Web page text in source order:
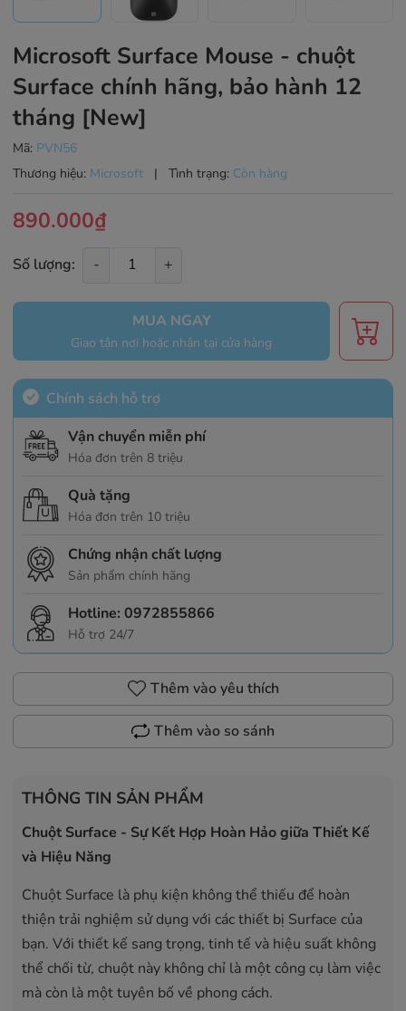
Microsoft Surface Mouse - chuột
Surface chính hãng, bảo hành 12
tháng [New]
Mã: PVN56
Thương hiệu: Microsoft | Tình trạng: Còn hàng
890.000₫
Số lượng: - +
MUA NGAY
Giao tận nơi hoặc nhận tại cửa hàng
Chính sách hỗ trợ
Vận chuyển miễn phí
Hóa đơn trên 8 triệu
Quà tặng
Hóa đơn trên 10 triệu
Chứng nhận chất lượng
Sản phẩm chính hãng
Hotline: 0972855866
Hỗ trợ 24/7
Thêm vào yêu thích
Thêm vào so sánh
THÔNG TIN SẢN PHẨM
Chuột Surface - Sự Kết Hợp Hoàn Hảo giữa Thiết Kế
và Hiệu Năng
Chuột Surface là phụ kiện không thể thiếu để hoàn
thiện trải nghiệm sử dụng với các thiết bị Surface của
bạn. Với thiết kế sang trọng, tinh tế và hiệu suất không
thể chối từ, chuột này không chỉ là một công cụ làm việc
mà còn là một tuyên bố về phong cách.